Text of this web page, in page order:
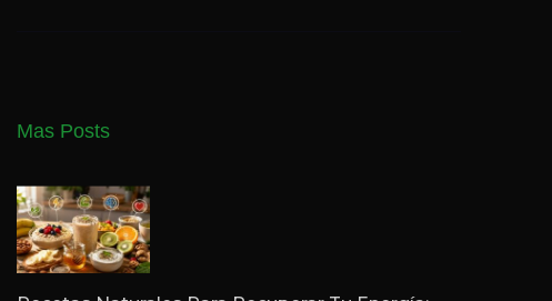
Mas Posts